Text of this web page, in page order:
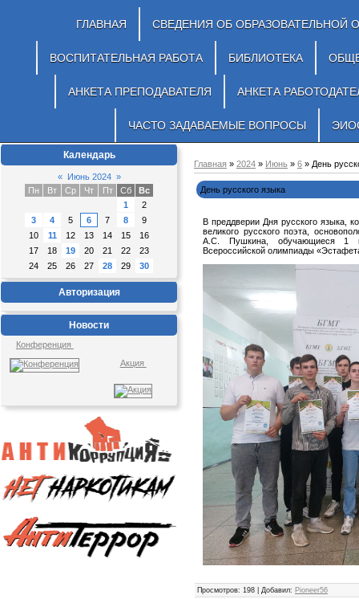
ГЛАВНАЯ СВЕДЕНИЯ ОБ ОБРАЗОВАТЕЛЬНОЙ
ВОСПИТАТЕЛЬНАЯ РАБОТА БИБЛИОТЕКА
АНКЕТА ПРЕПОДАВАТЕЛЯ АНКЕТА
ЧАСТО ЗАДАВАЕМЫЕ ВОПРОСЫ
Календарь
« Июнь 2024 »
Пн
Вт Ср Чт Пт Сб
Вс
1
2
3
4 5 6 7 8
9
10
11 12 13 14 15
16
17
18 19 20 21 22
23
24
25 26 27 28 29 30
Авторизация
Новости
Конференция
Акция
Главная » 2024 » Июнь » 6 » День
День русского языка
В преддверии Дня русского языка,
великого русского поэта,
А.С. Пушкина, обучающиеся 1
Всероссийской олимпиады
Просмотров: 198 | Добавил: Pioneer56